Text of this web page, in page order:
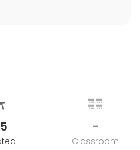
-
Classroom